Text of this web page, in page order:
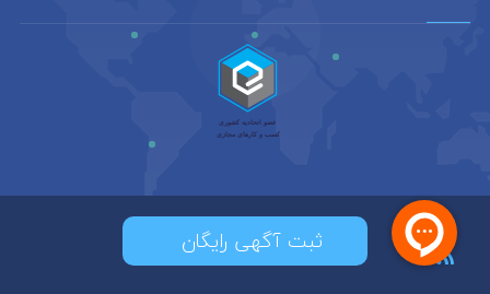
ثبت آگهی رایگان